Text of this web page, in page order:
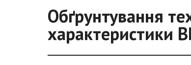
Обґрунтування
характеристики